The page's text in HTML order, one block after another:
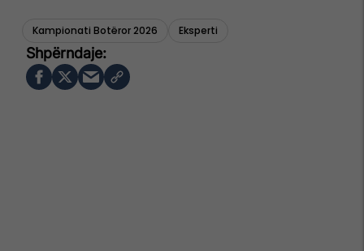
Kampionati Botëror 2026 Eksperti